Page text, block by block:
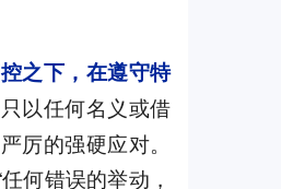
之下，在遵守特
以任何名义或借
厉的强硬应对。
何错误的举动，